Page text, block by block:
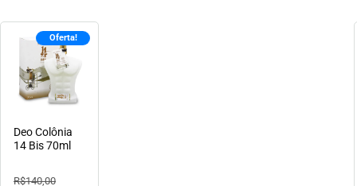
Oferta!
Deo Colônia
14 Bis 70ml
R$140,00